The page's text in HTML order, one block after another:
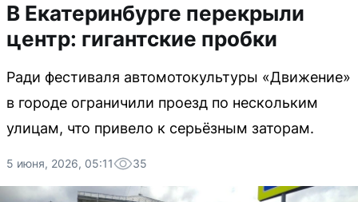
В Екатеринбурге перекрыли
центр: гигантские пробки
Ради фестиваля автомотокультуры «Движение»
в городе ограничили проезд по нескольким
улицам, что привело к серьёзным заторам.
5 июня, 2026, 05:11 35